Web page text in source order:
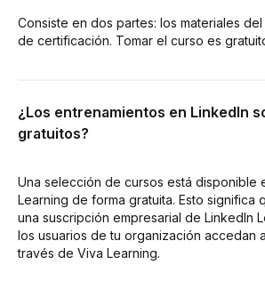
Consiste en dos partes: los materiales
de certificación. Tomar el curso es
¿Los entrenamientos en LinkedIn
gratuitos?
Una selección de cursos está disponible
Learning de forma gratuita. Esto significa
una suscripción empresarial de LinkedIn
los usuarios de tu organización accedan
través de Viva Learning.